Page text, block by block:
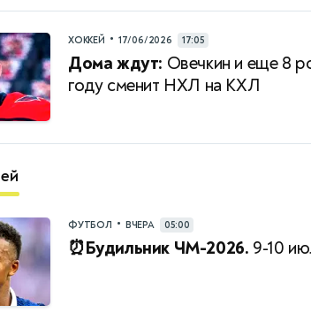
ХОККЕЙ • 17/06/2026 17:05
Дома ждут: Овечкин и еще 8
году сменит НХЛ на КХЛ
ФУТБОЛ • ВЧЕРА 05:00
⏰Будильник ЧМ-2026. 9-10